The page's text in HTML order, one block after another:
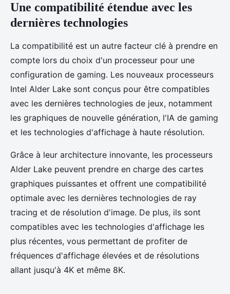
Une compatibilité étendue avec les
dernières technologies
La compatibilité est un autre facteur clé à prendre en
compte lors du choix d'un processeur pour une
configuration de gaming. Les nouveaux processeurs
Intel Alder Lake sont conçus pour être compatibles
avec les dernières technologies de jeux, notamment
les graphiques de nouvelle génération, l'IA de gaming
et les technologies d'affichage à haute résolution.
Grâce à leur architecture innovante, les processeurs
Alder Lake peuvent prendre en charge des cartes
graphiques puissantes et offrent une compatibilité
optimale avec les dernières technologies de ray
tracing et de résolution d'image. De plus, ils sont
compatibles avec les technologies d'affichage les
plus récentes, vous permettant de profiter de
fréquences d'affichage élevées et de résolutions
allant jusqu'à 4K et même 8K.